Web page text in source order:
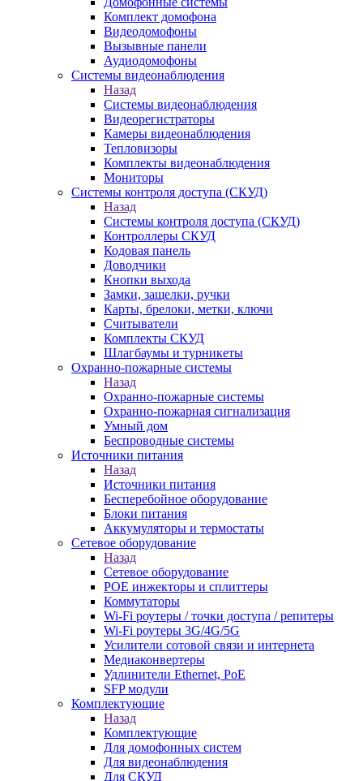
Комплект домофона
Видеодомофоны
Вызывные панели
Аудиодомофоны
Системы видеонаблюдения
Назад
Системы видеонаблюдения
Видеорегистраторы
Камеры видеонаблюдения
Тепловизоры
Комплекты видеонаблюдения
Мониторы
Системы контроля доступа (СКУД)
Назад
Системы контроля доступа (СКУД)
Контроллеры СКУД
Кодовая панель
Доводчики
Кнопки выхода
Замки, защелки, ручки
Карты, брелоки, метки, ключи
Считыватели
Комплекты СКУД
Шлагбаумы и турникеты
Охранно-пожарные системы
Назад
Охранно-пожарные системы
Охранно-пожарная сигнализация
Умный дом
Беспроводные системы
Источники питания
Назад
Источники питания
Бесперебойное оборудование
Блоки питания
Аккумуляторы и термостаты
Сетевое оборудование
Назад
Сетевое оборудование
POE инжекторы и сплиттеры
Коммутаторы
Wi-Fi роутеры / точки доступа / репитеры
Wi-Fi роутеры 3G/4G/5G
Усилители сотовой связи и интернета
Медиаконвертеры
Удлинители Ethernet, PoE
SFP модули
Комплектующие
Назад
Комплектующие
Для домофонных систем
Для видеонаблюдения
Для СКУД